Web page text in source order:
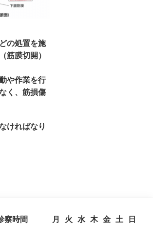
察時間 月 火 水 木 金 土 日
の処置を施
筋膜切開）
や作業を行
く、筋損傷
ければなり